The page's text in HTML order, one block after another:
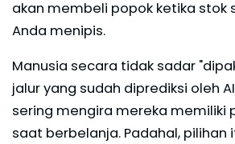
akan membeli popok ketika stok
Anda menipis.
Manusia secara tidak sadar
jalur yang sudah diprediksi oleh
sering mengira mereka memiliki
saat berbelanja. Padahal, pilihan